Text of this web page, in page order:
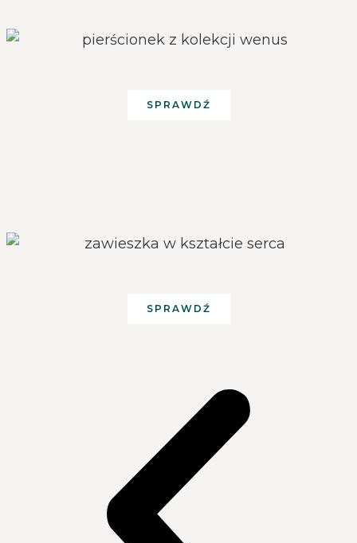
SPRAWDŹ
SPRAWDŹ